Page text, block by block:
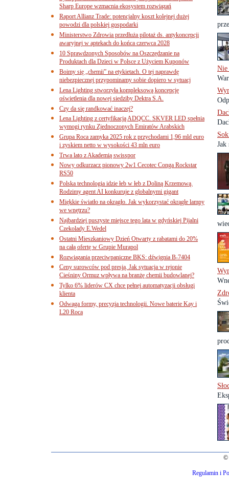
Nie
Jak
Sharp Europe wzmacnia ekosystem rozwiązań
Raport Allianz Trade: potencjalny koszt kolejnej dużej
powodzi dla polskiej gospodarki
Ministerstwo Zdrowia przedłuża pilotaż ds. antykoncepcji
awaryjnej w aptekach do końca czerwca 2028
10 Sprawdzonych Sposobów na Oszczędzanie na
Produktach dla Dzieci w Polsce z Użyciem Kuponów
Boimy się „chemii” na etykietach. O tej naprawdę
niebezpiecznej przypominamy sobie dopiero w sytuacj
Lena Lighting stworzyła kompleksową koncepcję
oświetlenia dla nowej siedziby Dektra S.A.
Czy da się randkować inaczej?
Lena Lighting z certyfikacją ADQCC. SKVER LED spełnia
wymogi rynku Zjednoczonych Emiratów Arabskich
Grupa Roca zamyka 2025 rok z przychodami 1,96 mld euro
i zyskiem netto w wysokości 43 mln euro
Trwa lato z Akademią swisspor
Nowy odkurzacz pionowy 2w1 Cecotec Conga Rockstar
RS50
Polska technologia idzie łeb w łeb z Doliną Krzemową.
Rodzimy agent AI konkuruje z globalnymi gigant
Miękkie światło na okrągło. Jak wykorzystać okrągłe lampy
we wnętrzu?
Najbardziej puszyste miejsce tego lata w gdyńskiej Pijalni
Czekolady E.Wedel
Ostatni Mieszkaniowy Dzień Otwarty z rabatami do 20%
na całą ofertę w Grupie Murapol
Rozwiązania przeciwpaniczne BKS: dźwignia B-7404
Ceny surowców pod presją. Jak sytuacja w rejonie
Cieśniny Ormuz wpływa na branżę chemii budowlanej?
Tylko 6% liderów CX chce pełnej automatyzacji obsługi
klienta
Odwaga formy, precyzja technologii. Nowe baterie Kay i
L20 Roca
©
Regulamin i